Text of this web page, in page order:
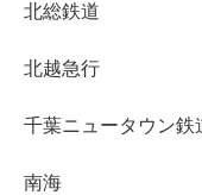
北総鉄道
北越急行
千葉ニュータウン鉄
南海